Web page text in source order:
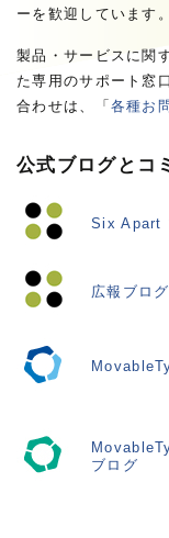
ーを歓迎しています。
製品・サービスに関
た専用のサポート窓
合わせは、「 各種お
公式ブログとコ
Six Apart
広報ブログ
ブログ